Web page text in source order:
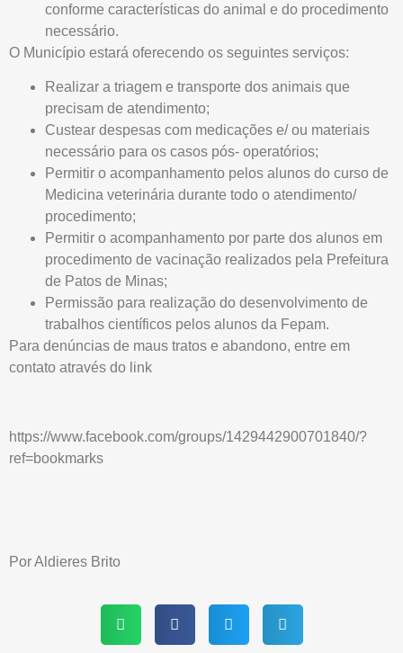
conforme características do animal e do procedimento
necessário.
O Município estará oferecendo os seguintes serviços:
Realizar a triagem e transporte dos animais que
precisam de atendimento;
Custear despesas com medicações e/ ou materiais
necessário para os casos pós- operatórios;
Permitir o acompanhamento pelos alunos do curso de
Medicina veterinária durante todo o atendimento/
procedimento;
Permitir o acompanhamento por parte dos alunos em
procedimento de vacinação realizados pela Prefeitura
de Patos de Minas;
Permissão para realização do desenvolvimento de
trabalhos científicos pelos alunos da Fepam.
Para denúncias de maus tratos e abandono, entre em
contato através do link
https://www.facebook.com/groups/1429442900701840/?
ref=bookmarks
Por Aldieres Brito